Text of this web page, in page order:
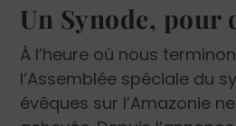
Un Synode, pour
À l’heure où nous
l’Assemblée spéciale du
évêques sur l’Amazonie